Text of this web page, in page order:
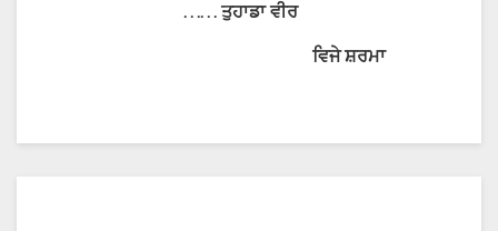
…… ਤੁਹਾਡਾ ਵੀਰ
ਵਿਜੇ ਸ਼ਰਮਾ